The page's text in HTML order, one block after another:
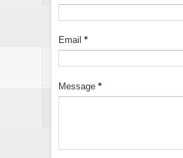
Email *
Message *